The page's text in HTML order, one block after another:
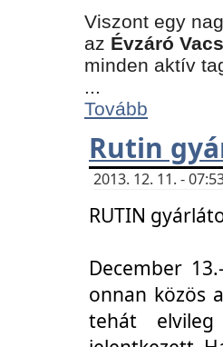
Viszont egy
az Évzáró
minden aktív
...
Tovább
Rutin
2013. 12. 11. -
RUTIN
December
onnan közös
tehát